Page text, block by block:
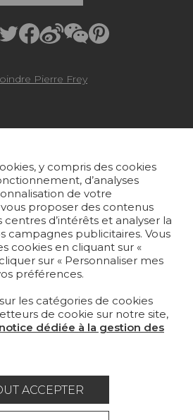
?
Pierre Frey
y compris des cookies
d’analyses
de votre
proposer des contenus
centres d’intérêts et analyser la
campagnes publicitaires. Vous
cookies en cliquant sur «
sur « Personnaliser mes
préférences.
les catégories de cookies
de cookie sur notre site,
dédiée à la gestion des
ACCEPTER